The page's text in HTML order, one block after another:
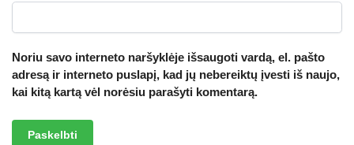
Noriu savo interneto naršyklėje išsaugoti vardą, el. pašto
adresą ir interneto puslapį, kad jų nebereiktų įvesti iš naujo,
kai kitą kartą vėl norėsiu parašyti komentarą.